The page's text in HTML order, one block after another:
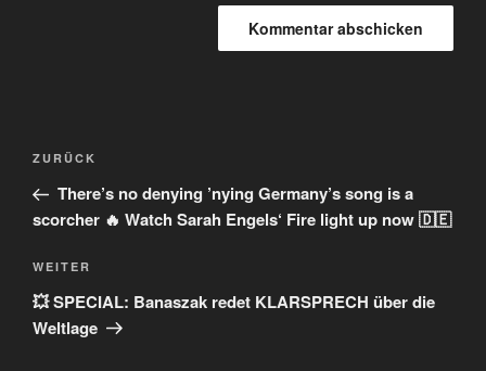
Beitragsnavigation
Vorheriger
Beitrag
ZURÜCK
There’s no denying ’nying Germany’s song is a
scorcher 🔥 Watch Sarah Engels‘ Fire light up now 🇩🇪
Nächster
Beitrag
WEITER
💥 SPECIAL: Banaszak redet KLARSPRECH über die
Weltlage